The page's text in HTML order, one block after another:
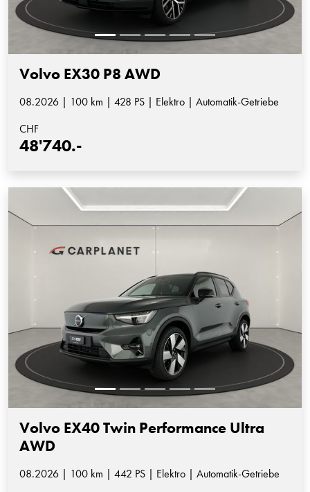
Volvo EX30 P8 AWD
08.2026 | 100 km | 428 PS | Elektro | Automatik-Getriebe
CHF
48'740.-
Volvo EX40 Twin Performance Ultra
AWD
08.2026 | 100 km | 442 PS | Elektro | Automatik-Getriebe